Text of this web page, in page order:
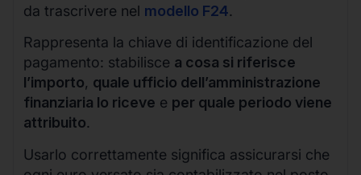
da trascrivere nel modello F24.
Rappresenta la chiave di identificazione del
pagamento: stabilisce a cosa si riferisce
l’importo, quale ufficio dell’amministrazione
finanziaria lo riceve e per quale periodo viene
attribuito.
Usarlo correttamente significa assicurarsi che